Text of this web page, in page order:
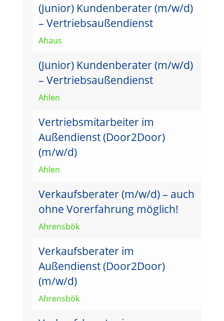
(Junior) Kundenberater (m/w/d)
– Vertriebsaußendienst
Ahaus
(Junior) Kundenberater (m/w/d)
– Vertriebsaußendienst
Ahlen
Vertriebsmitarbeiter im
Außendienst (Door2Door)
(m/w/d)
Ahlen
Verkaufsberater (m/w/d) – auch
ohne Vorerfahrung möglich!
Ahrensbök
Verkaufsberater im
Außendienst (Door2Door)
(m/w/d)
Ahrensbök